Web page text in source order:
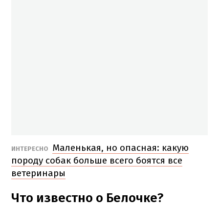
ИНТЕРЕСНО
Маленькая, но опасная: какую
породу собак больше всего боятся все
ветеринары
Что известно о Белочке?